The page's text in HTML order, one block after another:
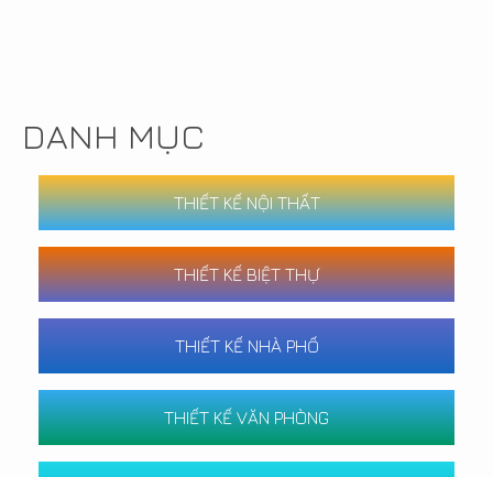
DANH MỤC
THIẾT KẾ NỘI THẤT
THIẾT KẾ BIỆT THỰ
THIẾT KẾ NHÀ PHỐ
THIẾT KẾ VĂN PHÒNG